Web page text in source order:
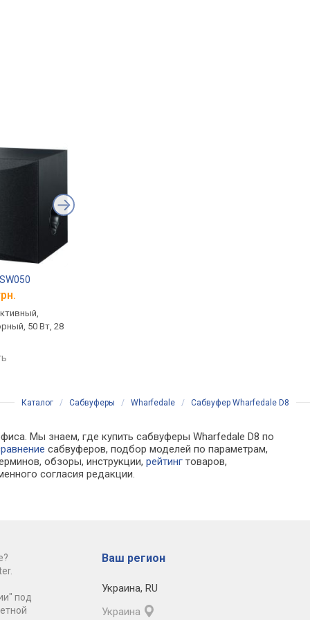
50 Вт, 28
Каталог / Сабвуферы / Wharfedale / Сабвуфер Wharfedale D8
Мы знаем, где купить сабвуферы Wharfedale D8 по
сабвуферов, подбор моделей по параметрам,
обзоры, инструкции,рейтинг товаров,
согласия редакции.
под
Ваш регион
Украина, RU
Украина